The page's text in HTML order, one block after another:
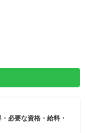
必要な資格・給料・